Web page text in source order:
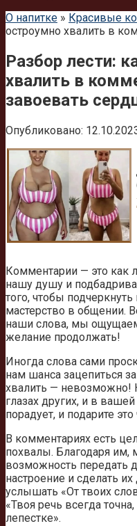
О напитке » Красивые
остроумно хвалить в
Разбор лести:
хвалить в
завоевать
Опубликовано:
Комментарии — это как
нашу душу и
того, чтобы
мастерство в общении.
наши слова, мы
желание продолжать!
Иногда слова сами
нам шанса зацепиться
хвалить — невозможно!
глазах других, и в
порадует, и подарите
В комментариях есть
похвалы. Благодаря
возможность передать
настроение и сделать
услышать «От твоих
«Твоя речь всегда
лепестке».